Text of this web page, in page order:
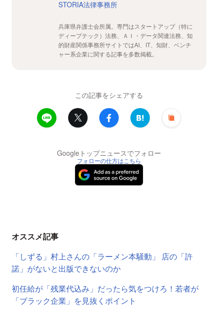
STORIA法律事務所
兵庫県弁護士会所属。専門はスタートアップ（特に
ディープテック）法務、ＡＩ・データ関連法務、知
的財産関係事務所サイトではAI、IT、知財、ベンチ
ャー系企業に関する記事を多数掲載。
この記事をシェアする
Googleトップニュースでフォロー
フォローの仕方はこちら
オススメ記事
「しずる」村上さんの「ラーメン本騒動」 店の「許
諾」がないと出版できないのか
初任給が「残業代込み」だったら気をつけろ！若者が
「ブラック企業」を見抜くポイント